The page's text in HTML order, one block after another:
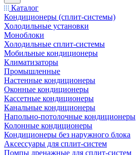
Каталог
Кондиционеры (сплит-системы)
Холодильные установки
Моноблоки
Холодильные сплит-системы
Мобильные кондиционеры
Климатизаторы
Промышленные
Настенные кондиционеры
Оконные кондиционеры
Кассетные кондиционеры
Канальные кондиционеры
Напольно-потолочные кондиционеры
Колонные кондиционеры
Кондиционеры без наружного блока
Аксессуары для сплит-систем
Помпы дренажные для сплит-систем